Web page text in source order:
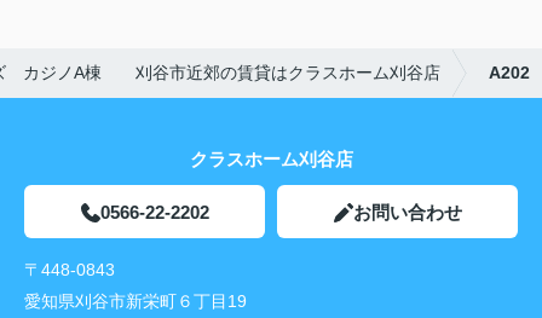
カジノA棟 刈谷市近郊の賃貸はクラスホーム刈谷店 A202
クラスホーム刈谷店
0566-22-2202 お問い合わせ
〒448-0843
愛知県刈谷市新栄町６丁目19